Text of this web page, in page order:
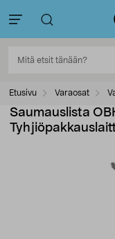
Etusivu Varaosat
Saumauslista